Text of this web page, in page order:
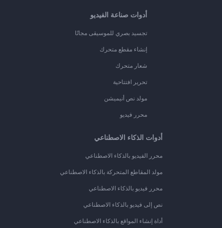
أدوات صناعة الفيديو
تجسيد بصري للموسيقى مجانًا
إنشاء مقطع متحرك
شعار متحرك
تحرير افتتاحية
مولد نص أنيميشن
محرر فيديو
أدوات الذكاء الاصطناعي
محرر الفيديو بالذكاء الاصطناعي
مولد المقاطع المتحركة بالذكاء الاصطناعي
محرر فيديو بالذكاء الاصطناعي
نص إلى فيديو بالذكاء الاصطناعي
أداة إنشاء المواقع بالذكاء الاصطناعي